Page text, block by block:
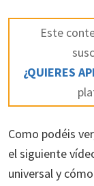
Este
¿QUIERES
Como podéis
el siguiente
universal y